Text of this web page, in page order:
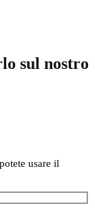
sul nostro
usare il